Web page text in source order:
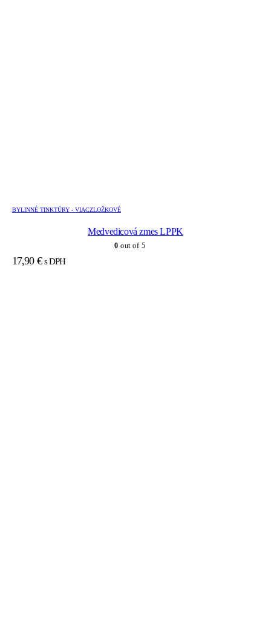
BYLINNÉ TINKTÚRY - VIACZLOŽKOVÉ
Medvedicová zmes LPPK
0 out of 5
17,90 € s DPH